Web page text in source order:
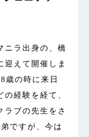
ニラ出身の、橋
迎えて開催しま
歳の時に来日
の経験を経て、
ラブの先生をさ
ですが、今は